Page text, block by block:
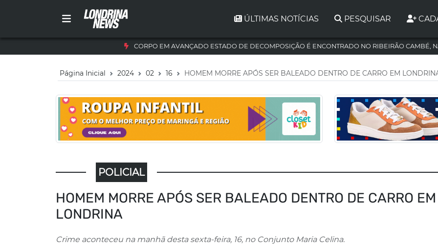
ÚLTIMAS NOTÍCIAS PESQUISAR
CORPO EM AVANÇADO ESTADO DE DECOMPOSIÇÃO É ENCONTRADO NO RIBEIRÃO CAMBÉ,
Página Inicial 2024 02 16 HOMEM MORRE APÓS SER BALEADO DENTRO DE CARRO EM
POLICIAL
HOMEM MORRE APÓS SER BALEADO DENTRO DE CARRO EM
LONDRINA
Crime aconteceu na manhã desta sexta-feira, 16, no Conjunto Maria Celina.